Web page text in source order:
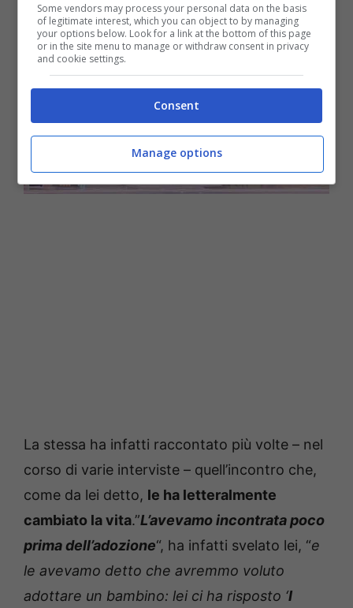
La stessa ha infatti raccontato più volte – nel
corso di varie interviste – quell’incontro che,
come da lei detto, le ha letteralmente
cambiato la vita.”L’avevamo incontrata poco
prima dell’adozione“, ha infatti svelato lei, “e
le avevamo detto che avremmo voluto
adottare un bambino: lei ci ha risposto ‘I
Some vendors may process your personal data on the basis
of legitimate interest, which you can object to by managing
your options below. Look for a link at the bottom of this page
or in the site menu to manage or withdraw consent in privacy
and cookie settings.
Consent
Manage options